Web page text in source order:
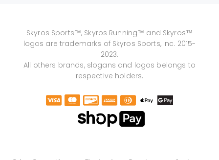
Skyros Sports™, Skyros Running™ and Skyros™
logos are trademarks of Skyros Sports, Inc. 2015-
2023.
All others brands, slogans and logos belongs to
respective holders.